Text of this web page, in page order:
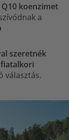
koenzimet
a
szeretnék
választás.